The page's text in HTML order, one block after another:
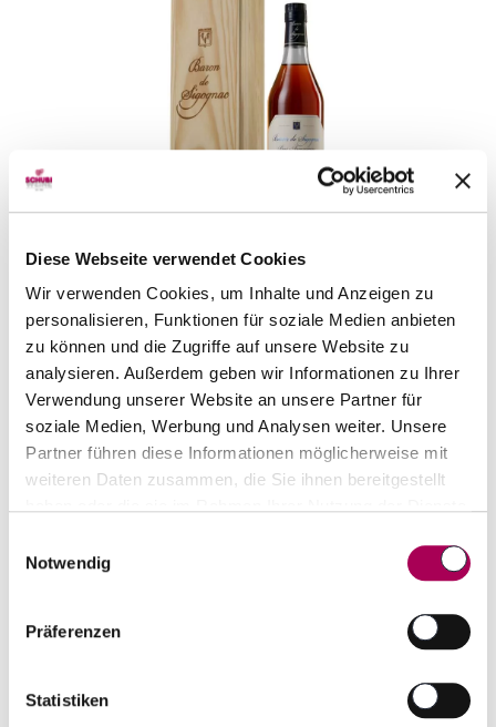
Diese Webseite verwendet Cookies
Wir verwenden Cookies, um Inhalte und Anzeigen zu
personalisieren, Funktionen für soziale Medien anbieten
zu können und die Zugriffe auf unsere Website zu
analysieren. Außerdem geben wir Informationen zu Ihrer
Verwendung unserer Website an unsere Partner für
soziale Medien, Werbung und Analysen weiter. Unsere
Partner führen diese Informationen möglicherweise mit
weiteren Daten zusammen, die Sie ihnen bereitgestellt
Notwendig
Präferenzen
Statistiken
Armagnac Baron de Sigognac1952
Baron de Sigognac 70 cl
CHF 560.00
Artikel sofort lieferbar
inkl. 8.1% MwSt.
zzgl. Versandkosten
Anzahl
hinzufügen
In den Warenkorb